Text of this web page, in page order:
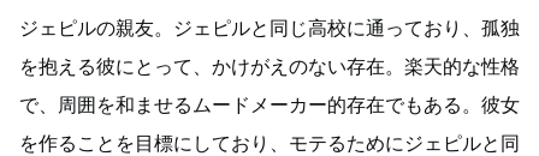
ジェピルの親友。ジェピルと同じ高校に通っており、孤独
を抱える彼にとって、かけがえのない存在。楽天的な性格
で、周囲を和ませるムードメーカー的存在でもある。彼女
を作ることを目標にしており、モテるためにジェピルと同